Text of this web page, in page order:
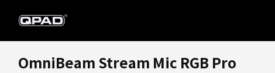
OmniBeam Stream Mic RGB Pro